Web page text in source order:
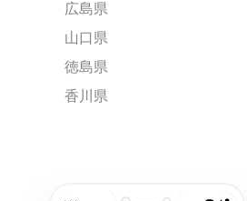
広島県
山口県
徳島県
香川県